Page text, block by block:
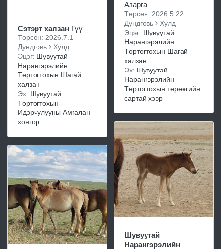
Сэтэрт халзан Гүү
Төрсөн: 2026.7.1
Дундговь
Хулд
Эцэг: Шувуутай
Нарангэрэлийн
Төртогтохын Шагай
халзан
Эх: Шувуутай
Төртогтохын
Идэрчулууны Амгалан
хонгор
Азарга
Төрсөн: 2026.5.22
Дундговь
Хулд
Эцэг: Шувуутай
Нарангэрэлийн
Төртогтохын Шагай
халзан
Эх: Шувуутай
Нарангэрэлийн
Төртогтохын төрөөгийн
сартай хээр
Шувуутай
Нарангэрэлийн